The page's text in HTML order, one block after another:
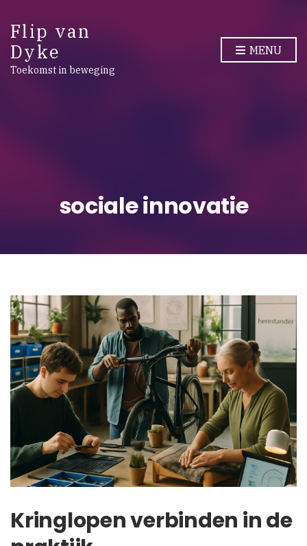
Flip van
Dyke
Toekomst in beweging
MENU
sociale innovatie
Kringlopen verbinden in de